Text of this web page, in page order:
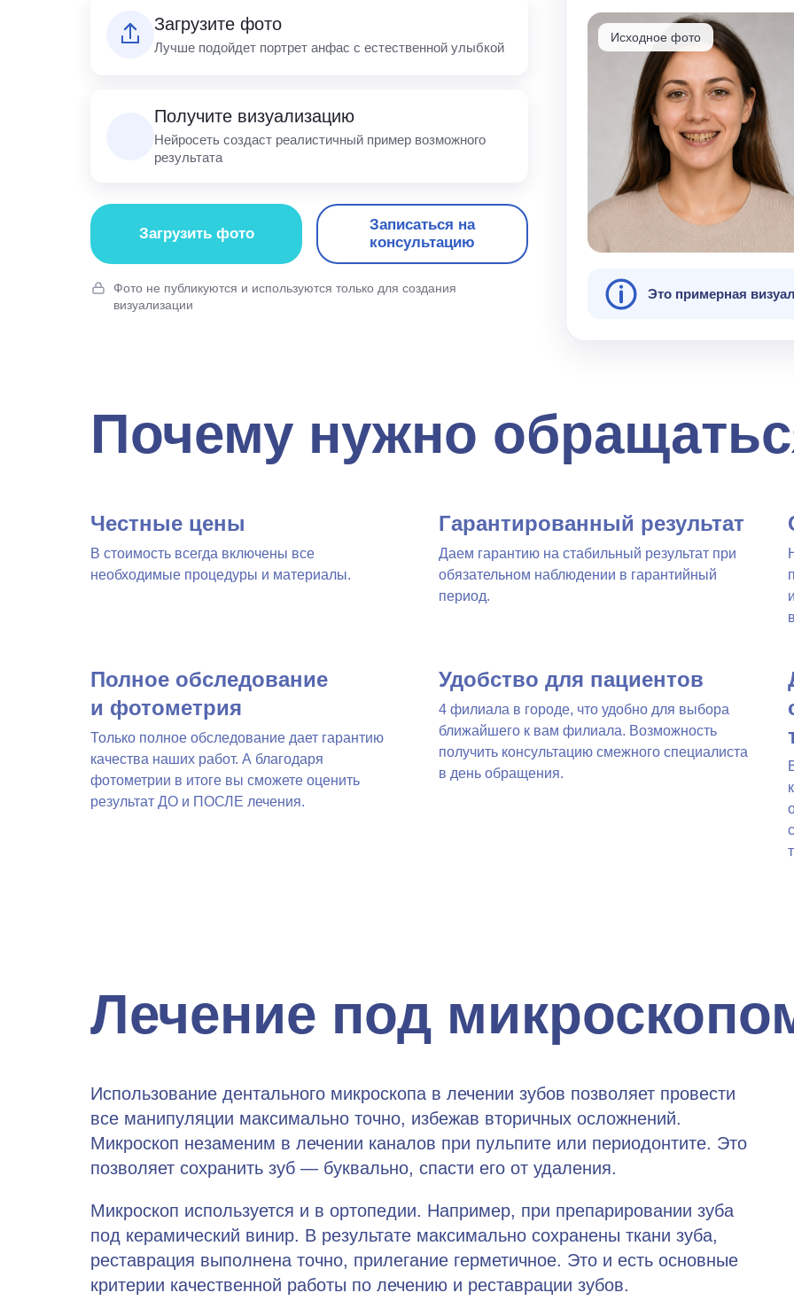
Исходное фото
Это примерная
Загрузите фото
Лучше подойдет портрет анфас с естественной улыбкой
Получите визуализацию
Нейросеть создаст реалистичный пример возможного
результата
Загрузить фото
Записаться на
консультацию
Фото не публикуются и используются только для создания
визуализации
Почему нужно
Честные цены
В стоимость всегда включены все
необходимые процедуры и материалы.
Гарантированный результат
Даем гарантию на стабильный результат при
обязательном наблюдении в гарантийный
период.
Полное обследование
и фотометрия
Только полное обследование дает гарантию
качества наших работ. А благодаря
фотометрии в итоге вы сможете оценить
результат ДО и ПОСЛЕ лечения.
Удобство для пациентов
4 филиала в городе, что удобно для выбора
ближайшего к вам филиала. Возможность
получить консультацию смежного специалиста
в день обращения.
Лечение под
Использование дентального микроскопа в лечении зубов позволяет провести
все манипуляции максимально точно, избежав вторичных осложнений.
Микроскоп незаменим в лечении каналов при пульпите или периодонтите. Это
позволяет сохранить зуб — буквально, спасти его от удаления.
Микроскоп используется и в ортопедии. Например, при препарировании зуба
под керамический винир. В результате максимально сохранены ткани зуба,
реставрация выполнена точно, прилегание герметичное. Это и есть основные
критерии качественной работы по лечению и реставрации зубов.